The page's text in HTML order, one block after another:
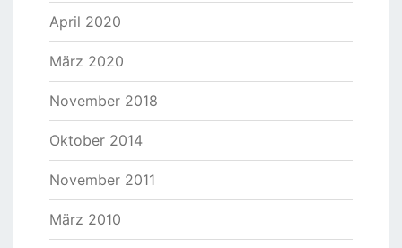
April 2020
März 2020
November 2018
Oktober 2014
November 2011
März 2010